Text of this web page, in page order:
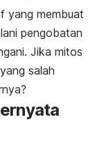
yang membuat
pengobatan
Jika mitos
salah